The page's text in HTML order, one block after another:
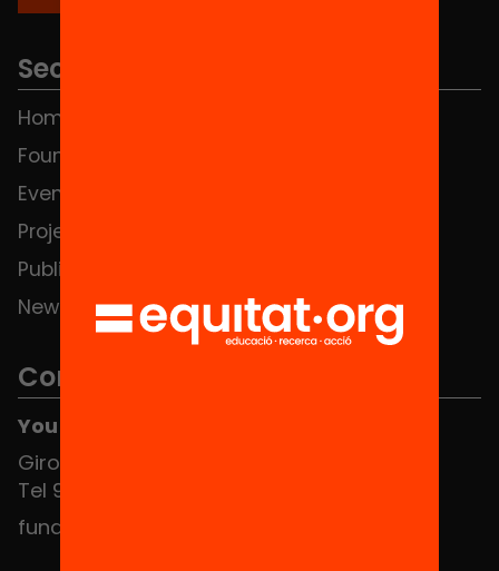
Sections
Home
Foundation
Events
Projects
Publications and videos
News
Contact
You can find us at the Social HUB
Girona 34, interior 08010 Barcelona
Tel 934 588 700
fundacio@equitat.org